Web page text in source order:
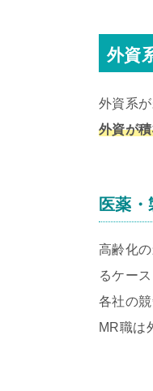
外資
外資系が
外資が
医薬
高齢化
るケー
各社の
MR職は